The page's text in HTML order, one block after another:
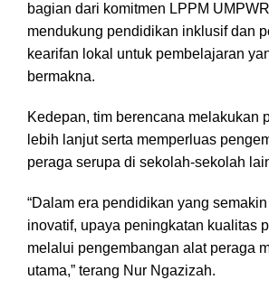
bagian dari komitmen LPPM
mendukung pendidikan inklusif dan
kearifan lokal untuk pembelajaran
bermakna.
Kedepan, tim berencana melakukan
lebih lanjut serta memperluas
peraga serupa di sekolah-sekolah
“Dalam era pendidikan yang
inovatif, upaya peningkatan kualitas
melalui pengembangan alat peraga
utama,” terang Nur Ngazizah.